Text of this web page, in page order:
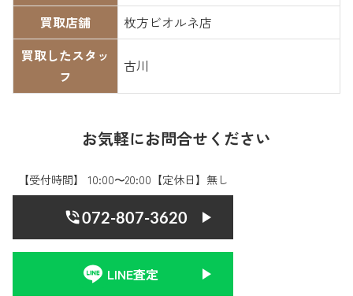
買取店舗
枚方ビオルネ店
買取したスタッ
フ
古川
お気軽にお問合せください
【受付時間】 10:00〜20:00【定休日】無し
072-807-3620
LINE査定